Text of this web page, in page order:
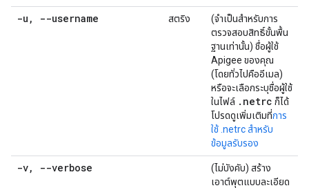
-u , --username สตริง
(จำเป็นสำหรับการ
ตรวจสอบสิทธิ์ขั้นพื้น
ฐานเท่านั้น) ชื่อผู้ใช้
Apigee ของคุณ
(โดยทั่วไปคืออีเมล)
หรือจะเลือกระบุชื่อผู้ใช้
ในไฟล์ . netrc ก็ได้
โปรดดูเพิ่มเติมที่การ
ใช้ .netrc สำหรับ
ข้อมูลรับรอง
-v, --verbose
(ไม่บังคับ) สร้าง
เอาต์พุตแบบละเอียด